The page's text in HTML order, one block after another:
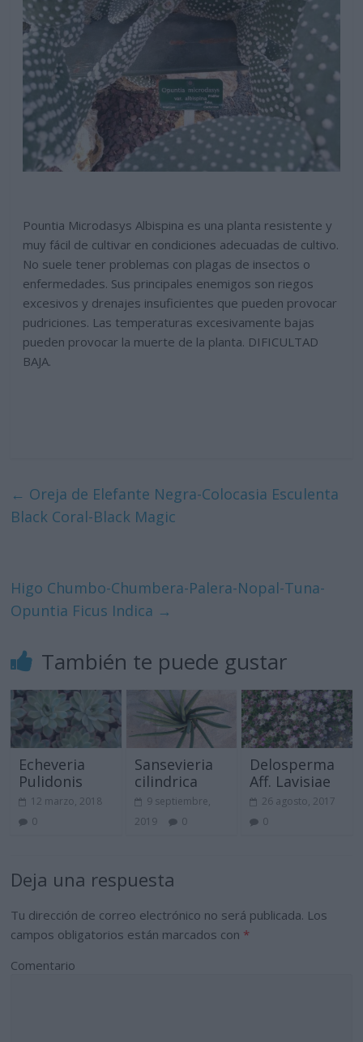
Pountia Microdasys Albispina es una planta resistente y
muy fácil de cultivar en condiciones adecuadas de cultivo.
No suele tener problemas con plagas de insectos o
enfermedades. Sus principales enemigos son riegos
excesivos y drenajes insuficientes que pueden provocar
pudriciones. Las temperaturas excesivamente bajas
pueden provocar la muerte de la planta. DIFICULTAD
BAJA.
← Oreja de Elefante Negra-Colocasia Esculenta
Black Coral-Black Magic
Higo Chumbo-Chumbera-Palera-Nopal-Tuna-
Opuntia Ficus Indica →
También te puede gustar
Echeveria
Pulidonis
12 marzo, 2018
0
Sansevieria
cilindrica
9 septiembre,
2019
0
Delosperma
Aff. Lavisiae
26 agosto, 2017
0
Deja una respuesta
Tu dirección de correo electrónico no será publicada. Los
campos obligatorios están marcados con *
Comentario